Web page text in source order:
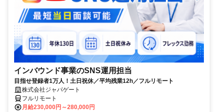
インバウンド事業のSNS運用担当
目指せ登録者1万人！土日祝休／平均残業12h／フルリモート
株式会社ジャパゲート
フルリモート
月給230,000円～280,000円